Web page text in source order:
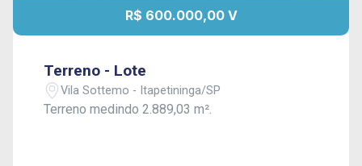
R$ 600.000,00 V
Terreno - Lote
Vila Sottemo - Itapetininga/SP
Terreno medindo 2.889,03 m².